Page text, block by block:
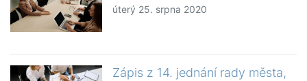
úterý 25. srpna 2020
Zápis z 14. jednání rady města,